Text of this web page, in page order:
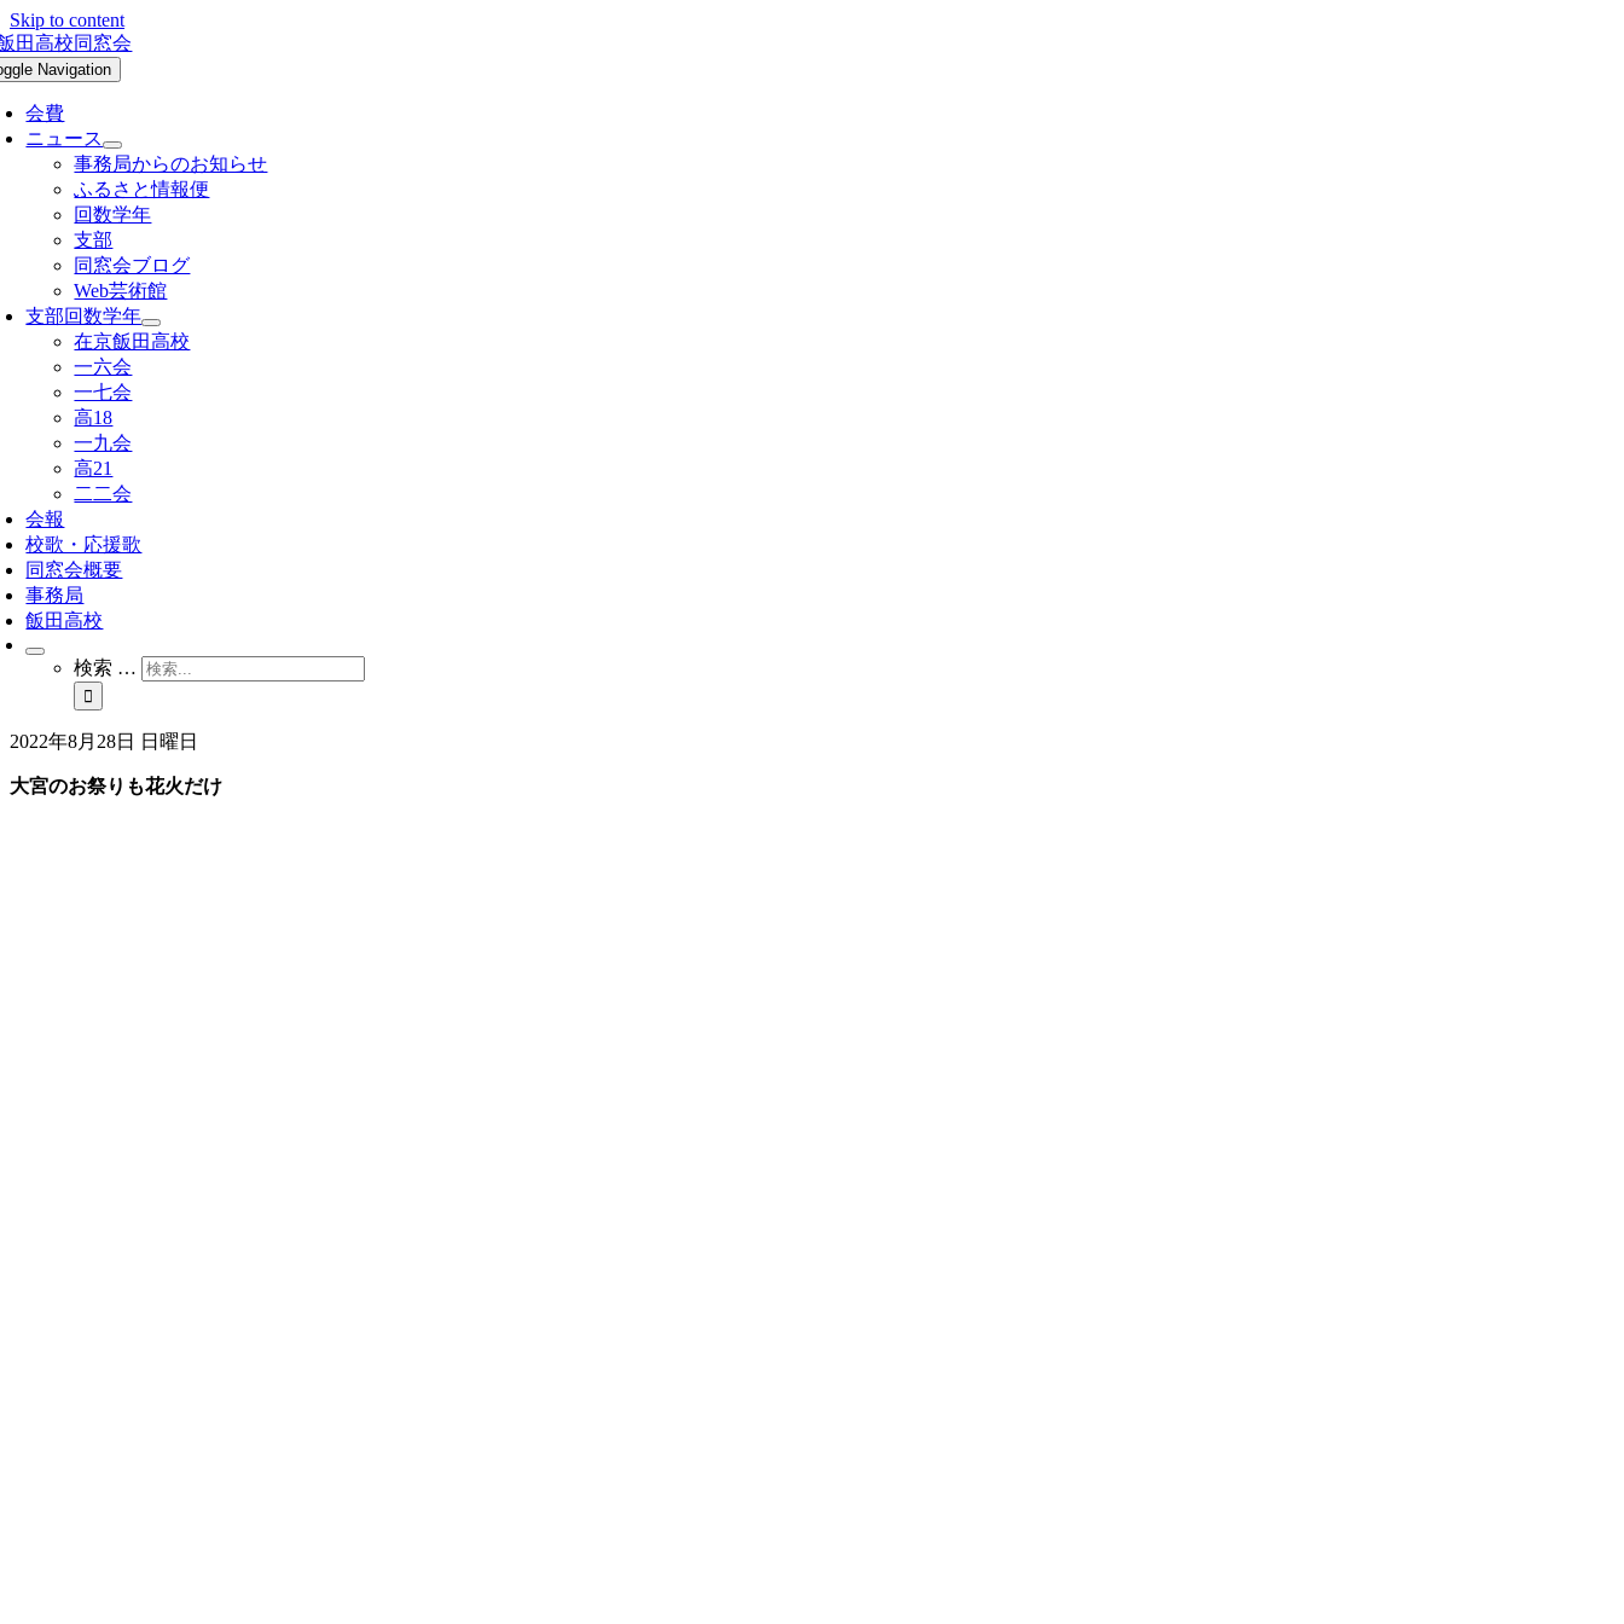
Skip to content
Navigation
会費
ニュース
事務局からのお知らせ
ふるさと情報便
回数学年
支部
同窓会ブログ
Web芸術館
支部回数学年
在京飯田高校
一六会
一七会
高18
一九会
高21
二二会
会報
校歌・応援歌
同窓会概要
事務局
飯田高校
検索 …
2022年8月28日 日曜日
大宮のお祭りも花火だけ